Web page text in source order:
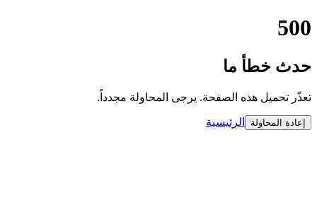
500
حدث خطأ ما
تعذّر تحميل هذه الصفحة. يرجى المحاولة مجدداً.
إعادة المحاولة الرئيسية